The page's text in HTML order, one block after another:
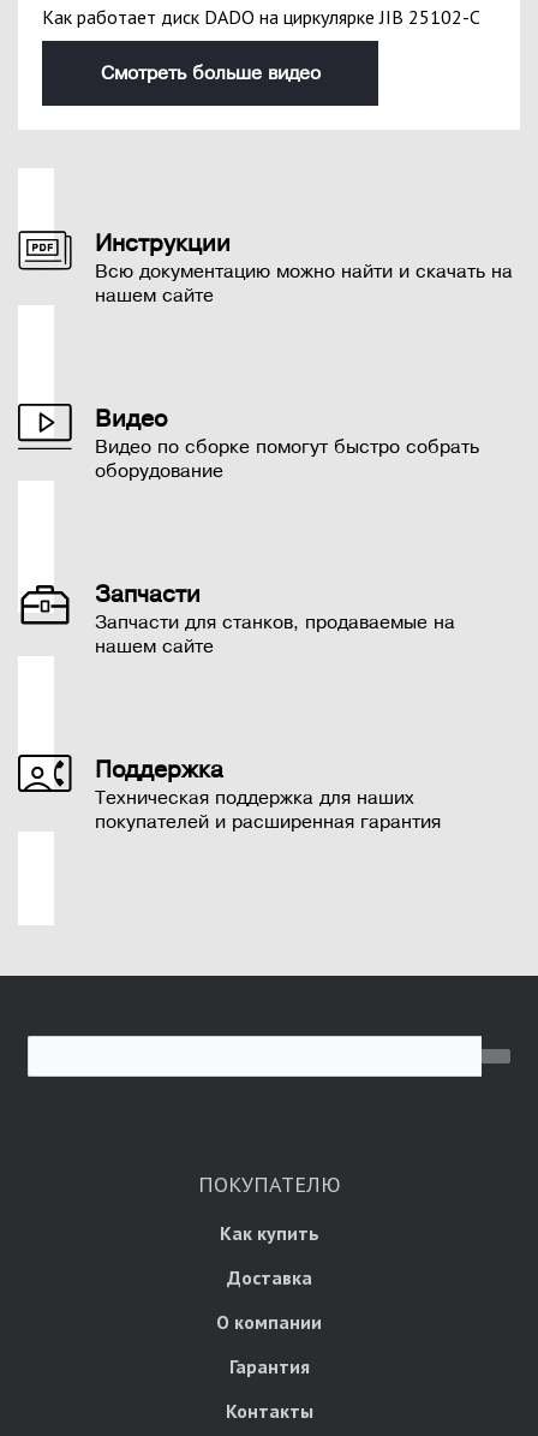
Как работает диск DADO на циркулярке JIB 25102-С
Смотреть больше видео
Инструкции
Всю документацию можно найти и скачать на
нашем сайте
Видео
Видео по сборке помогут быстро собрать
оборудование
Запчасти
Запчасти для станков, продаваемые на
нашем сайте
Поддержка
Техническая поддержка для наших
покупателей и расширенная гарантия
ПОКУПАТЕЛЮ
Как купить
Доставка
О компании
Гарантия
Контакты